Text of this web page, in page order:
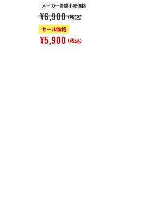
メーカー希望小売価格
¥6,900（税込）
セール価格
¥5,900（税込）